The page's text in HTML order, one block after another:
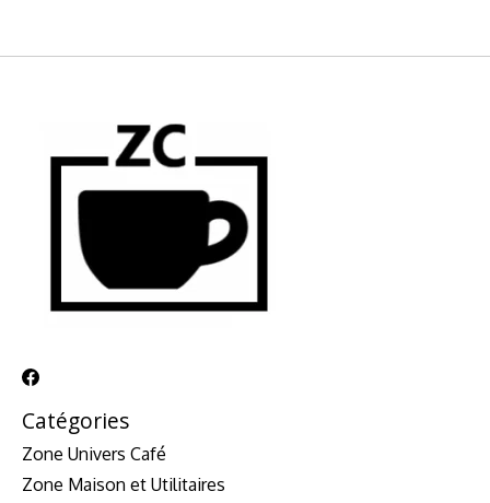
Catégories
Zone Univers Café
Zone Maison et Utilitaires